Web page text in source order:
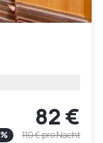
82 €
% 110 €pro Nacht